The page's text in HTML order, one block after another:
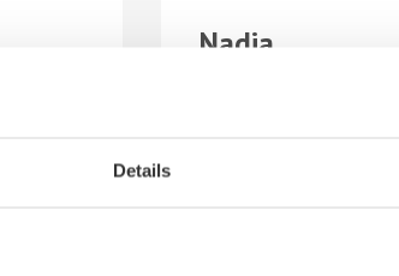
Details
Nadia
Super garage! goed